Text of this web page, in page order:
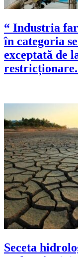
“ Industria
în categoria
exceptată de
Seceta